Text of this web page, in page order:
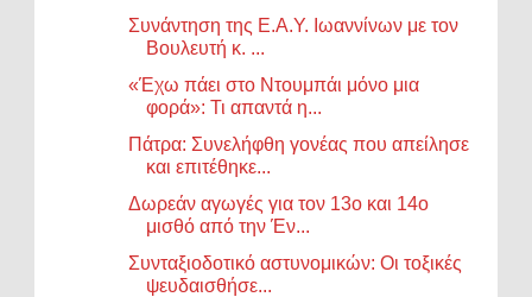
Συνάντηση της Ε.Α.Υ. Ιωαννίνων με τον
Βουλευτή κ. ...
«Έχω πάει στο Ντουμπάι μόνο μια
φορά»: Τι απαντά η...
Πάτρα: Συνελήφθη γονέας που απείλησε
και επιτέθηκε...
Δωρεάν αγωγές για τον 13ο και 14ο
μισθό από την Έν...
Συνταξιοδοτικό αστυνομικών: Οι τοξικές
ψευδαισθήσε...